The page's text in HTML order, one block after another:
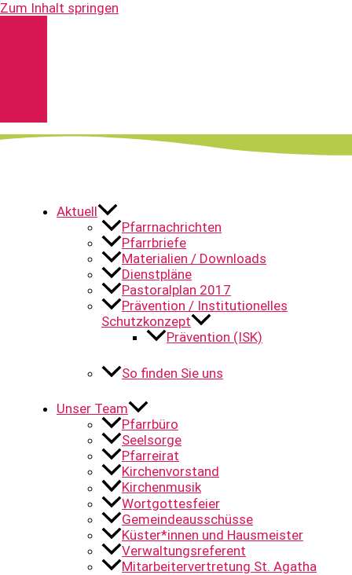
Zum Inhalt springen
Aktuell
Pfarrnachrichten
Pfarrbriefe
Materialien / Downloads
Dienstpläne
Pastoralplan 2017
Prävention / Institutionelles
Schutzkonzept
Prävention (ISK)
So finden Sie uns
Unser Team
Pfarrbüro
Seelsorge
Pfarreirat
Kirchenvorstand
Kirchenmusik
Wortgottesfeier
Gemeindeausschüsse
Küster*innen und Hausmeister
Verwaltungsreferent
Mitarbeitervertretung St. Agatha